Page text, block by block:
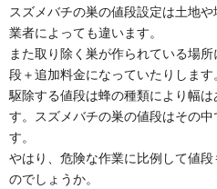
スズメバチの巣の値段設定は土地や
業者によっても違います。
また取り除く巣が作られている場
段＋追加料金になっていたりします。
駆除する値段は蜂の種類により幅
す。スズメバチの巣の値段はその
す。
やはり、危険な作業に比例して値
のでしょうか。